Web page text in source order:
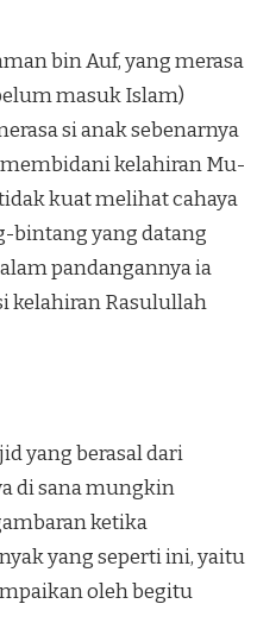
bin Auf, yang merasa
masuk Islam)
si anak sebenarnya
membidani kelahiran Mu­
kuat melihat cahaya
bin­tang yang datang
pandangannya ia
kelahiran Rasulullah
yang berasal dari
di sana mungkin
ketika
yang seperti ini, yaitu
oleh begitu